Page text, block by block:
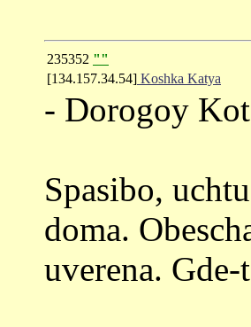
235352 ""
[134.157.34.54] Koshka Katya
- Dorogoy
Spasibo,
doma.
uverena.